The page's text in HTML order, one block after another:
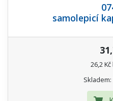
samolepicí
26,2
Skladem: